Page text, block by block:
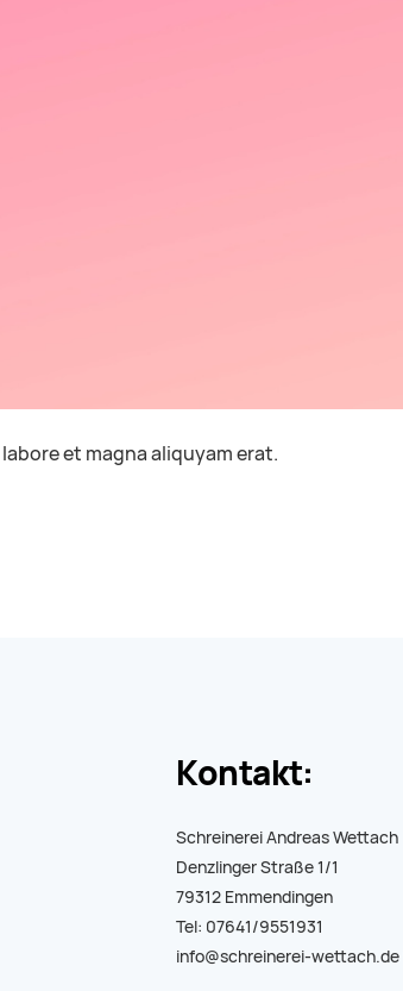
et magna aliquyam erat.
Kontakt:
Schreinerei Andreas Wettach
Denzlinger Straße 1/1
79312 Emmendingen
Tel: 07641/9551931
info@schreinerei-wettach.de